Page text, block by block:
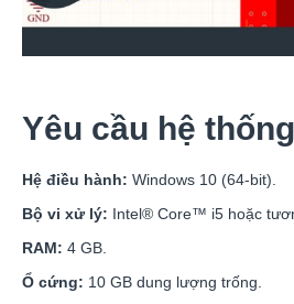
Yêu cầu hệ thống
Hệ điều hành: Windows 10 (64-bit).
Bộ vi xử lý: Intel® Core™ i5 hoặc
RAM: 4 GB.
Ổ cứng: 10 GB dung lượng trống.